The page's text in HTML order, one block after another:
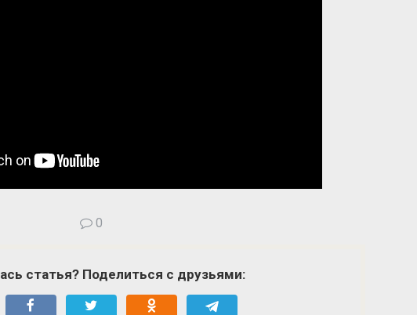
0
статья? Поделиться с друзьями: